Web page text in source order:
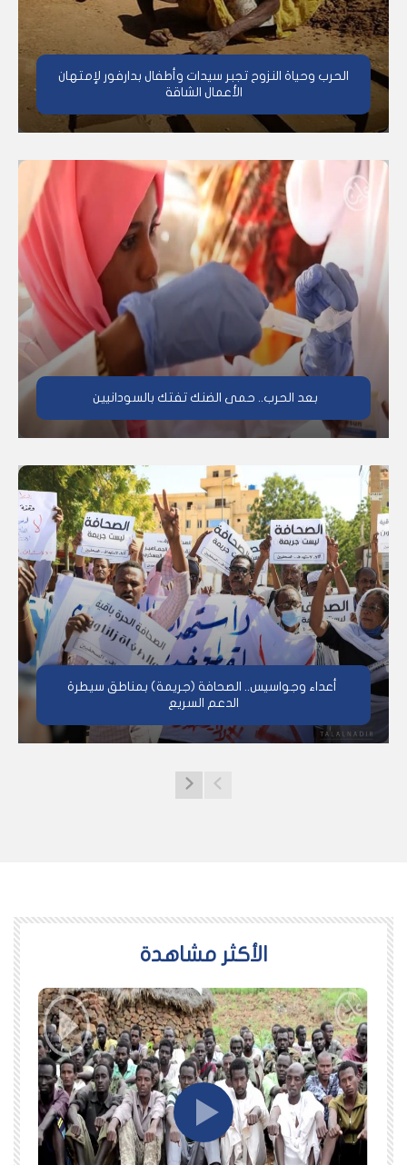
الحرب وحياة النزوح تجبر سيدات وأطفال بدارفور لإمتهان
الأعمال الشاقة
بعد الحرب.. حمى الضنك تفتك بالسودانيين
أعداء وجواسيس.. الصحافة (جريمة) بمناطق سيطرة
الدعم السريع
اﻷكثر مشاهدة